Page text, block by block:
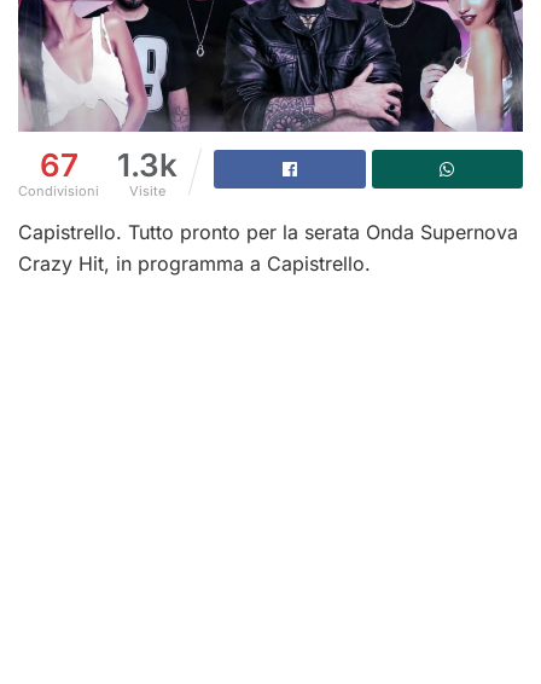
67
Condivisioni
1.3k
Visite
Capistrello. Tutto pronto per la serata Onda Supernova
Crazy Hit, in programma a Capistrello.